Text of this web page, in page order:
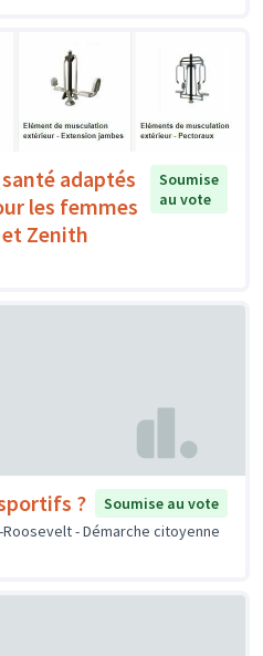
adaptés
les femmes
Zenith
Soumise
au vote
?
Soumise au vote
- Démarche citoyenne